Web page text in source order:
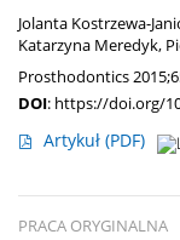
Jolanta Kostrzewa-
Katarzyna Meredyk,
Prosthodontics
DOI: https://doi.org/
Artykuł (PDF)
PRACA ORYGINALNA